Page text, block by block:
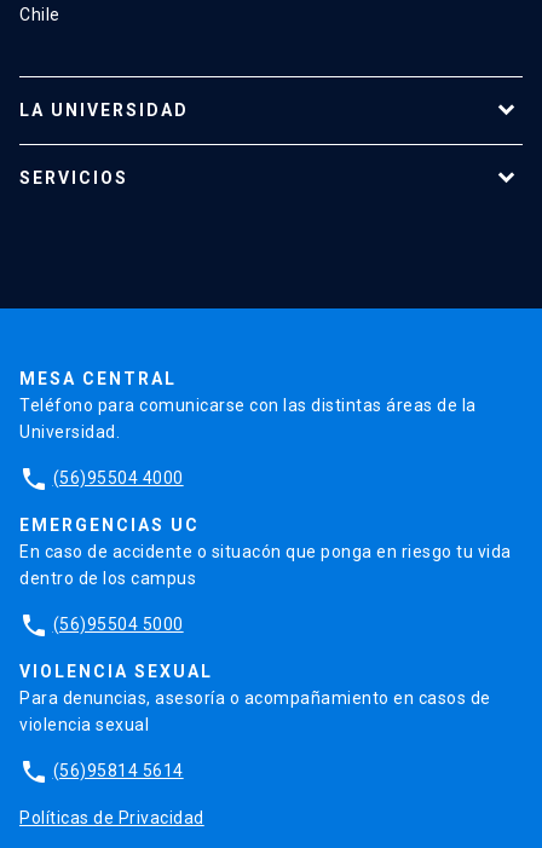
Chile
LA UNIVERSIDAD
Investigación
SERVICIOS
MESA CENTRAL
Teléfono para comunicarse con las distintas áreas de la
Universidad.
phone (56)95504 4000
EMERGENCIAS UC
En caso de accidente o situacón que ponga en riesgo tu vida
dentro de los campus
phone (56)95504 5000
VIOLENCIA SEXUAL
Para denuncias, asesoría o acompañamiento en casos de
violencia sexual
phone (56)95814 5614
Políticas de Privacidad